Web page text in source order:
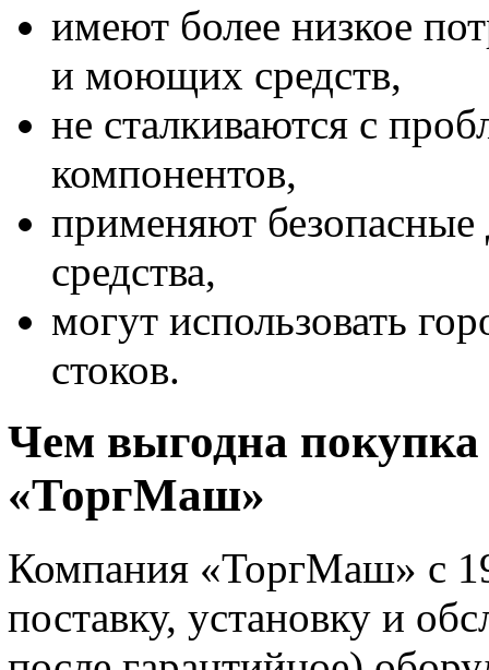
имеют более низкое
и моющих средств,
не сталкиваются с
компонентов,
применяют
средства,
могут использовать
стоков.
Чем выгодна
«ТоргМаш»
Компания «ТоргМаш» с
поставку, установку и